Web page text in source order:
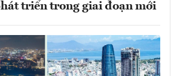
triển trong giai đoạn mới